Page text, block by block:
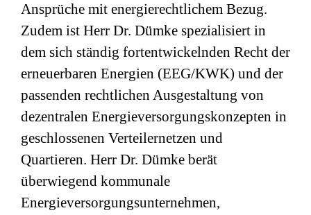
Ansprüche mit energierechtlichem Bezug.
Zudem ist Herr Dr. Dümke spezialisiert in
dem sich ständig fortentwickelnden Recht der
erneuerbaren Energien (EEG/KWK) und der
passenden rechtlichen Ausgestaltung von
dezentralen Energieversorgungskonzepten in
geschlossenen Verteilernetzen und
Quartieren. Herr Dr. Dümke berät
überwiegend kommunale
Energieversorgungsunternehmen,